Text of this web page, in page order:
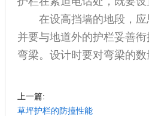
在设高挡墙的地段，应
并要与地道外的护栏妥善
弯梁。设计时要对弯梁的数
上一篇:
草坪护栏的防撞性能